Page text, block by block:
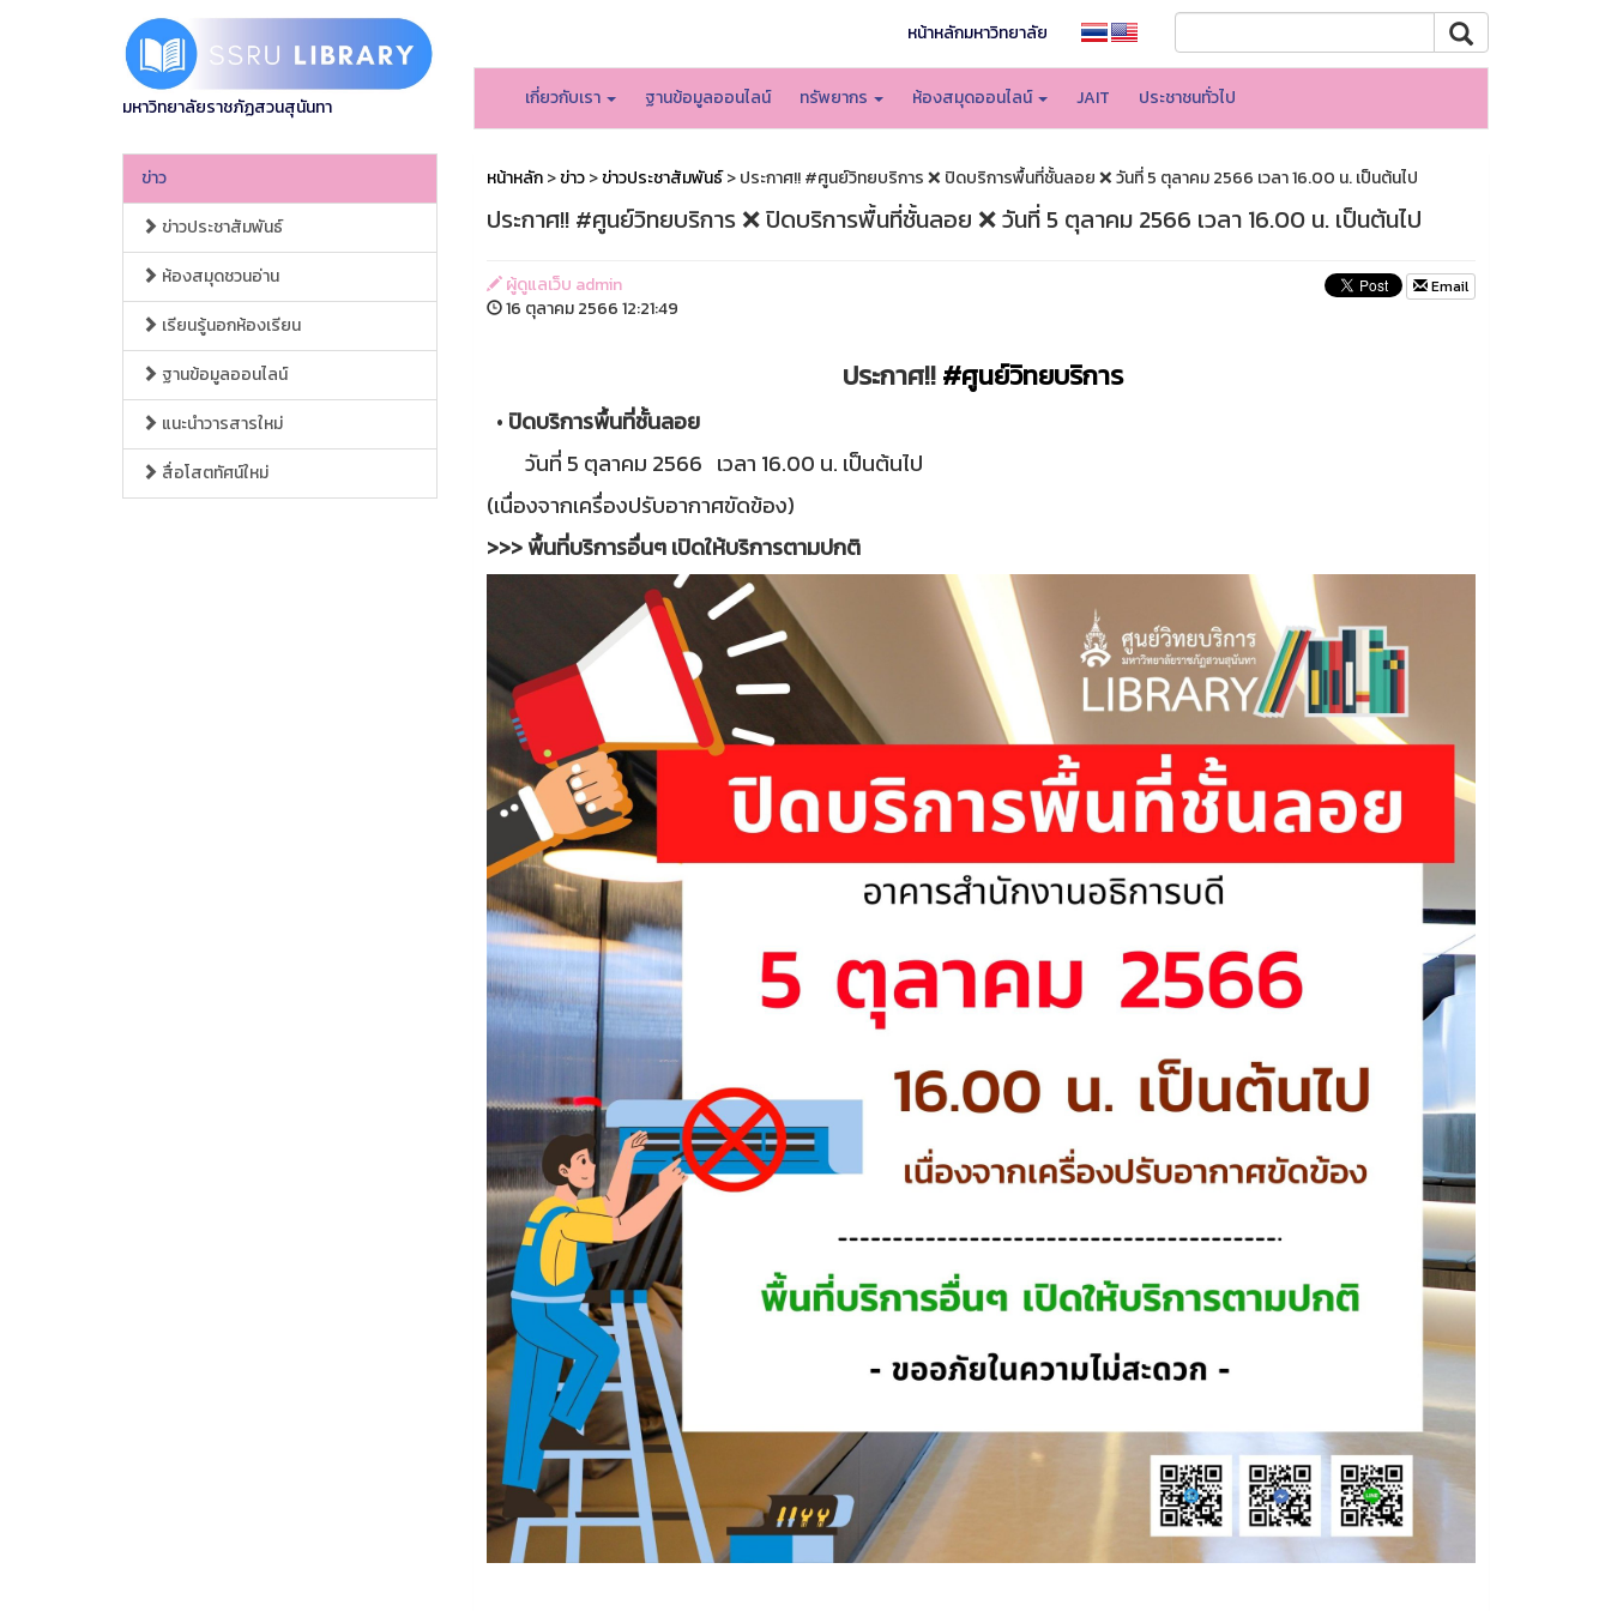
มหาวิทยาลัยราชภัฏสวนสุนันทา
หน้าหลักมหาวิทยาลัย
เกี่ยวกับเรา ฐานข้อมูลออนไลน์ ทรัพยากร ห้องสมุดออนไลน์ JAIT ประชาชนทั่วไป
ข่าว
ข่าวประชาสัมพันธ์
ห้องสมุดชวนอ่าน
เรียนรู้นอกห้องเรียน
ฐานข้อมูลออนไลน์
แนะนำวารสารใหม่
สื่อโสตทัศน์ใหม่
หน้าหลัก>ข่าว>ข่าวประชาสัมพันธ์> ประกาศ!! #ศูนย์วิทยบริการ ❌ ปิดบริการพื้นที่ชั้นลอย ❌ วันที่ 5 ตุลาคม 2566 เวลา 16.00 น. เป็นต้นไป
ประกาศ!! #ศูนย์วิทยบริการ ❌ ปิดบริการพื้นที่ชั้นลอย ❌ วันที่ 5 ตุลาคม 2566 เวลา 16.00 น. เป็นต้นไป
ผู้ดูแลเว็บ admin
16 ตุลาคม 2566 12:21:49
Email
ประกาศ!!#ศูนย์วิทยบริการ
• ปิดบริการพื้นที่ชั้นลอย
วันที่ 5 ตุลาคม 2566 เวลา 16.00 น. เป็นต้นไป
(เนื่องจากเครื่องปรับอากาศขัดข้อง)
>>> พื้นที่บริการอื่นๆ เปิดให้บริการตามปกติ